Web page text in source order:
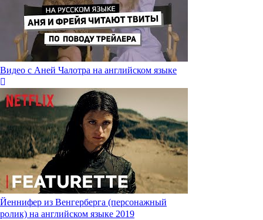
Видео с Аней Чалотра на английском языке
Йеннифер из Венгерберга (персонажный
ролик) на английском языке 2019